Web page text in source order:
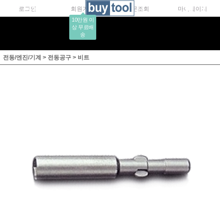
로그인 회원가입
10만원 이
상 무료배
송
주문조회 마이페이지
전동/엔진/기계 > 전동공구 > 비트